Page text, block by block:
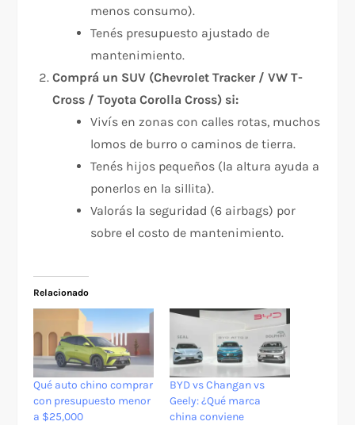
menos consumo).
Tenés presupuesto ajustado de
mantenimiento.
Comprá un SUV (Chevrolet Tracker / VW T-
Cross / Toyota Corolla Cross) si:
Vivís en zonas con calles rotas, muchos
lomos de burro o caminos de tierra.
Tenés hijos pequeños (la altura ayuda a
ponerlos en la sillita).
Valorás la seguridad (6 airbags) por
sobre el costo de mantenimiento.
Relacionado
Qué auto chino comprar
con presupuesto menor
a $25,000
BYD vs Changan vs
Geely: ¿Qué marca
china conviene